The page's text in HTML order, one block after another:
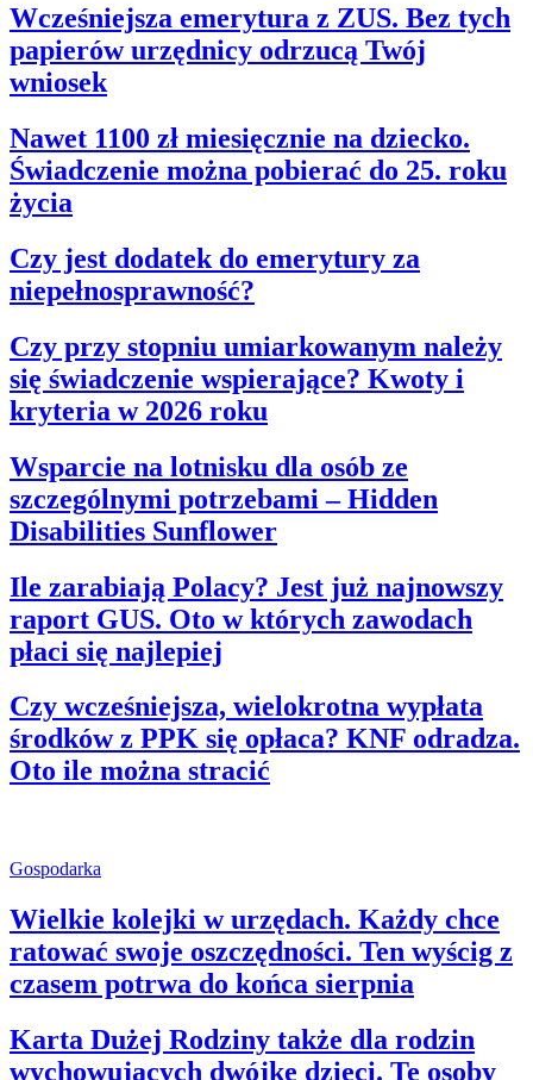
Wcześniejsza emerytura z ZUS. Bez tych
papierów urzędnicy odrzucą Twój
wniosek
Nawet 1100 zł miesięcznie na dziecko.
Świadczenie można pobierać do 25. roku
życia
Czy jest dodatek do emerytury za
niepełnosprawność?
Czy przy stopniu umiarkowanym należy
się świadczenie wspierające? Kwoty i
kryteria w 2026 roku
Wsparcie na lotnisku dla osób ze
szczególnymi potrzebami – Hidden
Disabilities Sunflower
Ile zarabiają Polacy? Jest już najnowszy
raport GUS. Oto w których zawodach
płaci się najlepiej
Czy wcześniejsza, wielokrotna wypłata
środków z PPK się opłaca? KNF odradza.
Oto ile można stracić
Gospodarka
Wielkie kolejki w urzędach. Każdy chce
ratować swoje oszczędności. Ten wyścig z
czasem potrwa do końca sierpnia
Karta Dużej Rodziny także dla rodzin
wychowujących dwójkę dzieci. Te osoby